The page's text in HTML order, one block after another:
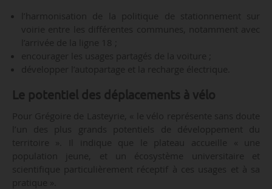
l’harmonisation de la politique de stationnement sur
voirie entre les différentes communes, notamment avec
l’arrivée de la ligne 18 ;
encourager les usages partagés de la voiture ;
développer l’autopartage et la recharge électrique.
Le potentiel des déplacements à vélo
Pour Grégoire de Lasteyrie, « le vélo représente sans doute
l’un des plus grands potentiels de développement du
territoire ». Il indique que le plateau accueille « une
population jeune, et un écosystème universitaire et
scientifique particulièrement réceptif à ces usages et à sa
pratique ».